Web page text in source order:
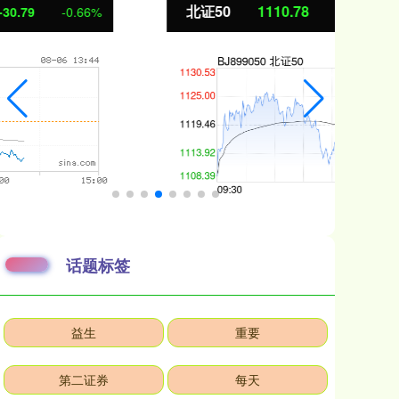
北证50 -8.68 -0.78%
话题标签
益生 重要
第二证券 每天